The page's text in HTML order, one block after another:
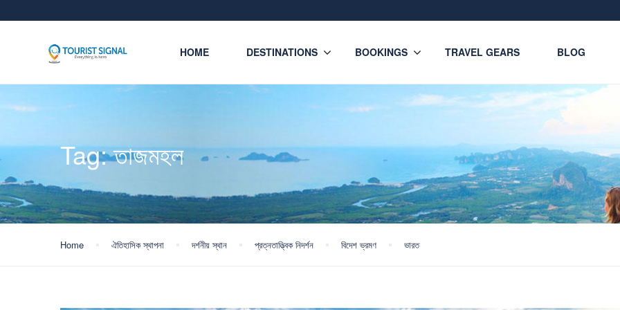
HOME DESTINATIONS BOOKINGS TRAVEL GEARS BLOG
Tag:তাজমহল
Home ঐতিহাসিক স্থাপনা দর্শনীয় স্থান প্রত্নতাত্ত্বিক নিদর্শন বিদেশ ভ্রমণ ভারত